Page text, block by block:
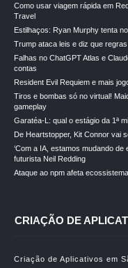
Como usar viagem rápida em
Travel
Estilhaços: Ryan Murphy tenta
Trump ataca leis e diz que regras
Falhas no ChatGPT Atlas e
contas
Resident Evil Requiem e mais
Tiros e bombas só no virtual!
gameplay
Garatéa-L: qual o estágio da 1ª
De Heartstopper, Kit Connor vai
‘Com a IA, estamos mudando
futurista Neil Redding
Ataque ao npm afeta
CRIAÇÃO DE
Criação de Aplicativos em